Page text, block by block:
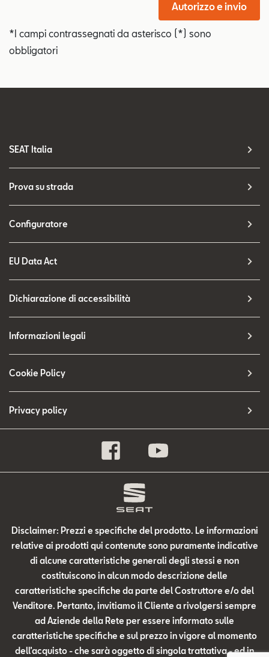
Autorizzo e invio
*I campi contrassegnati da asterisco (*) sono
obbligatori
SEAT Italia
Prova su strada
Configuratore
EU Data Act
Dichiarazione di accessibilità
Informazioni legali
Cookie Policy
Privacy policy
Disclaimer: Prezzi e specifiche del prodotto. Le informazioni
relative ai prodotti qui contenute sono puramente indicative
di alcune caratteristiche generali degli stessi e non
costituiscono in alcun modo descrizione delle
caratteristiche specifiche da parte del Costruttore e/o del
Venditore. Pertanto, invitiamo il Cliente a rivolgersi sempre
ad Aziende della Rete per essere informato sulle
caratteristiche specifiche e sul prezzo in vigore al momento
dell’acquisto - che sarà oggetto di singola trattativa - ed in